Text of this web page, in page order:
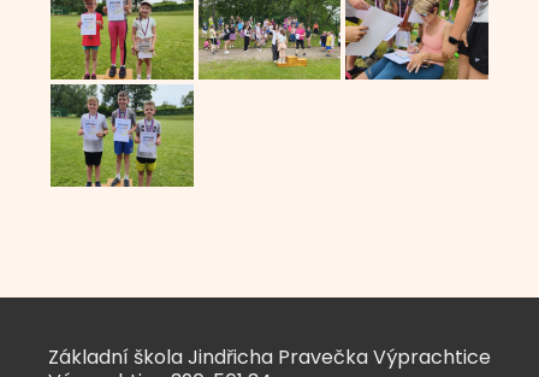
Základní škola Jindřicha Pravečka Výprachtice